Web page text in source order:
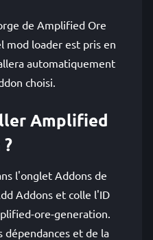
de Amplified Ore
mod loader est pris en
automatiquement
choisi.
Amplified
l'onglet Addons de
Addons et colle l'ID
ore-generation.
dépendances et de la